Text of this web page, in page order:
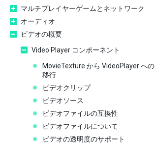
マルチプレイヤーゲームとネットワーク
オーディオ
ビデオの概要
Video Player コンポーネント
MovieTexture から VideoPlayer への
移行
ビデオクリップ
ビデオソース
ビデオファイルの互換性
ビデオファイルについて
ビデオの透明度のサポート